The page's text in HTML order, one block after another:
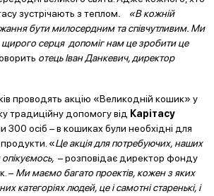
зустрічають з теплом. «В кожній
бути милосердним та співчутливим. Ми
щирого серця допоміг нам це зробити це
отець Іван Данкевич, директор
проводять акцію «Великодній кошик» у
традиційну допомогу від Карітасу
300 осіб – в кошиках були необхідні для
«Це акція для потребуючих, наших
– розповідає директор фонду
– Ми маємо багато проектів, кожен з яких
категоріях людей, це і самотні старенькі, і